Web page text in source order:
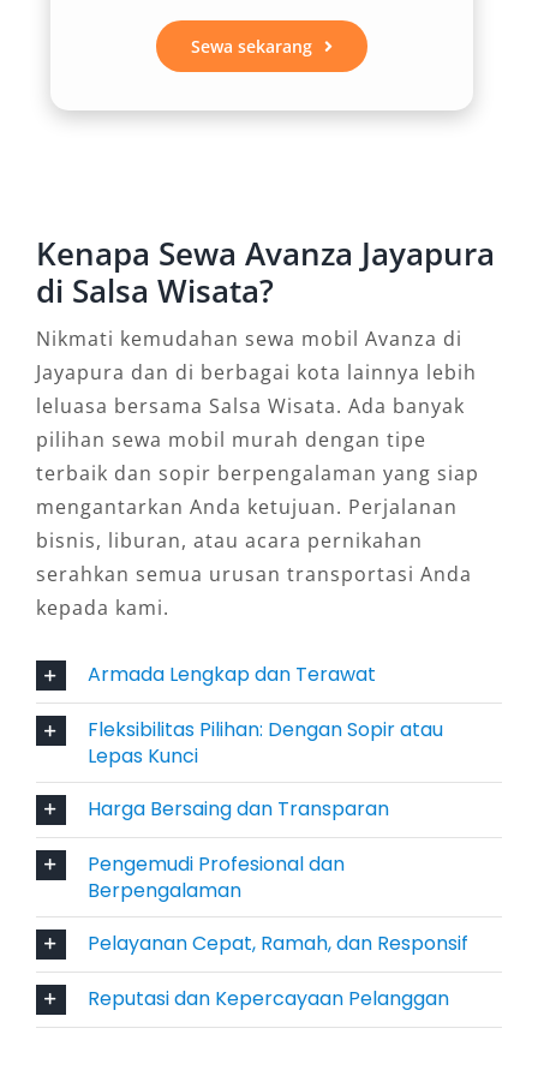
perjalanan di Jayapura lebih nyaman, bahkan di
medan berbukit atau rute pantai. Inilah alasan
utama mengapa sewa mobil Avanza Jayapura
Bakar
yang sangat ekonomis untuk jarak dekat
maupun jauh. Bagi pengguna yang ingin
berhemat tanpa mengorbankan kenyamanan,
rental Avanza Jayapura murah menjadi pilihan
ideal. Pengeluaran bahan bakar yang efisien
sangat membantu terutama bagi perjalanan
bisnis jangka panjang atau eksplorasi wisata
alam di Jayapura dan sekitarnya.
atau Lepas Kunci
Sistem dengan sopir cocok bagi tamu luar
daerah yang belum familiar dengan rute
Jayapura, sementara opsi lepas kunci memberi
kebebasan lebih bagi warga lokal atau
pelancong berpengalaman. Kedua layanan ini
memudahkan pelanggan untuk menyesuaikan
gaya perjalanan mereka — baik yang
mengutamakan kenyamanan maupun privasi.
Sewa sekarang
Kenapa Sewa Avanza Jayapura
di Salsa Wisata?
Nikmati kemudahan sewa mobil Avanza di
Jayapura dan di berbagai kota lainnya lebih
leluasa bersama Salsa Wisata. Ada banyak
pilihan sewa mobil murah dengan tipe
terbaik dan sopir berpengalaman yang siap
mengantarkan Anda ketujuan. Perjalanan
bisnis, liburan, atau acara pernikahan
serahkan semua urusan transportasi Anda
kepada kami.
Armada Lengkap dan Terawat
Fleksibilitas Pilihan: Dengan Sopir atau
Lepas Kunci
Harga Bersaing dan Transparan
Pengemudi Profesional dan
Berpengalaman
Pelayanan Cepat, Ramah, dan Responsif
Reputasi dan Kepercayaan Pelanggan